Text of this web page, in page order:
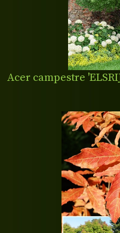
Acer campestre